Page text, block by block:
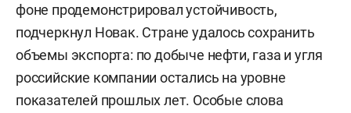
фоне продемонстрировал устойчивость,
подчеркнул Новак. Стране удалось сохранить
объемы экспорта: по добыче нефти, газа и угля
российские компании остались на уровне
показателей прошлых лет. Особые слова